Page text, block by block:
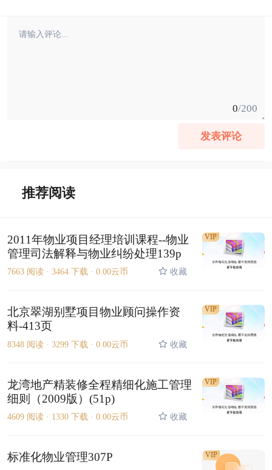
0/200
发表评论
推荐阅读
2011年物业项目经理培训课程--物业
管理司法解释与物业纠纷处理139p
7663 阅读 · 3464 下载 · 0.00云币 收藏
VIP
北京翠湖别墅项目物业顾问操作资
料-413页
8348 阅读 · 3299 下载 · 0.00云币 收藏
VIP
龙湾地产精装修全程精细化施工管理
细则（2009版）(51p)
4609 阅读 · 1330 下载 · 0.00云币 收藏
VIP
标准化物业管理307P VIP